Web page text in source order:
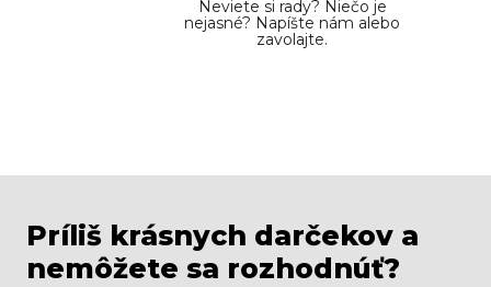
Neviete si rady? Niečo je
nejasné? Napíšte nám alebo
zavolajte.
Príliš krásnych darčekov a
nemôžete sa rozhodnúť?